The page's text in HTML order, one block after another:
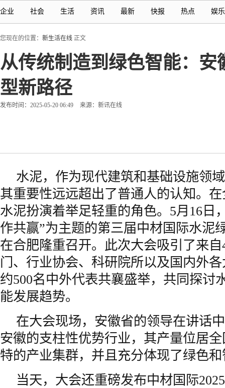
企业 社会 生活 资讯 最新 快报 热点 娱乐
您现在的位置： 新生活在线 正文
从传统制造到绿色智能：
型新路径
发布时间：2025-05-20 06:49 来源：新讯在线
水泥，作为现代建筑和基础设施领
其重要性远远超出了普通人的认知。
水泥扮演着举足轻重的角色。5月16日
作共赢”为主题的第三届中材国际水泥
在合肥隆重召开。此次大会吸引了来
门、行业协会、科研院所以及国内外
约500名中外代表共襄盛举，共同探讨
能发展趋势。
在大会现场，安徽省的领导在讲话
安徽的支柱性优势行业，其产量位居
特的产业集群，并且充分体现了绿色
当天，大会还重磅发布中材国际